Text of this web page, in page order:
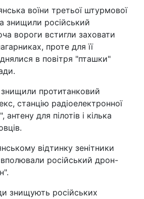
воїни третьої штурмової
знищили російський
вороги встигли заховати
проте для її
в повітря "пташки"
протитанковий
станцію радіоелектронної
для пілотів і кілька
відтинку зенітники
російський дрон-
знищують російських